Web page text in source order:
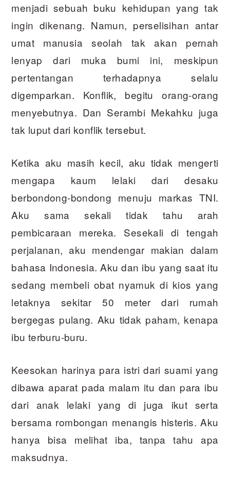
menjadi sebuah buku kehidupan yang tak
ingin dikenang. Namun, perselisihan antar
umat manusia seolah tak akan pernah
lenyap dari muka bumi ini, meskipun
pertentangan terhadapnya selalu
digemparkan. Konflik, begitu orang-orang
menyebutnya. Dan Serambi Mekahku juga
tak luput dari konflik tersebut.
Ketika aku masih kecil, aku tidak mengerti
mengapa kaum lelaki dari desaku
berbondong-bondong menuju markas TNI.
Aku sama sekali tidak tahu arah
pembicaraan mereka. Sesekali di tengah
perjalanan, aku mendengar makian dalam
bahasa Indonesia. Aku dan ibu yang saat itu
sedang membeli obat nyamuk di kios yang
letaknya sekitar 50 meter dari rumah
bergegas pulang. Aku tidak paham, kenapa
ibu terburu-buru.
Keesokan harinya para istri dari suami yang
dibawa aparat pada malam itu dan para ibu
dari anak lelaki yang di juga ikut serta
bersama rombongan menangis histeris. Aku
hanya bisa melihat iba, tanpa tahu apa
maksudnya.